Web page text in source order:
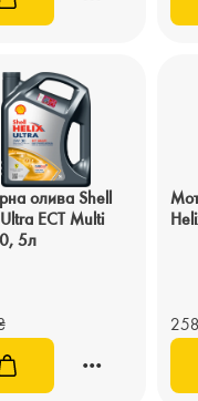
олива Shell
ECT Multi
5л